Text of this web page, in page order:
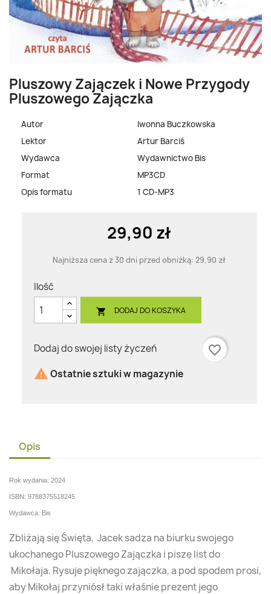
Pluszowy Zajączek i Nowe Przygody
Pluszowego Zajączka
Autor
Iwonna Buczkowska
Lektor
Artur Barciś
Wydawca
Wydawnictwo Bis
Format
MP3CD
Opis formatu
1 CD-MP3
29,90 zł
Najniższa cena z 30 dni przed obniżką:29,90 zł
Ilość
 DODAJ DO KOSZYKA
Dodaj do swojej listy życzeń
favorite_border
 Ostatnie sztuki w magazynie
Opis
Rok wydania: 2024
ISBN: 9788375518245
Wydawca: Bis
Zbliżają się Święta, Jacek sadza na biurku swojego
ukochanego Pluszowego Zajączka i pisze list do
Mikołaja. Rysuje pięknego zajączka, a pod spodem prosi,
aby Mikołaj przyniósł taki właśnie prezent jego